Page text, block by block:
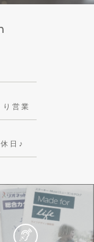
営業
日♪